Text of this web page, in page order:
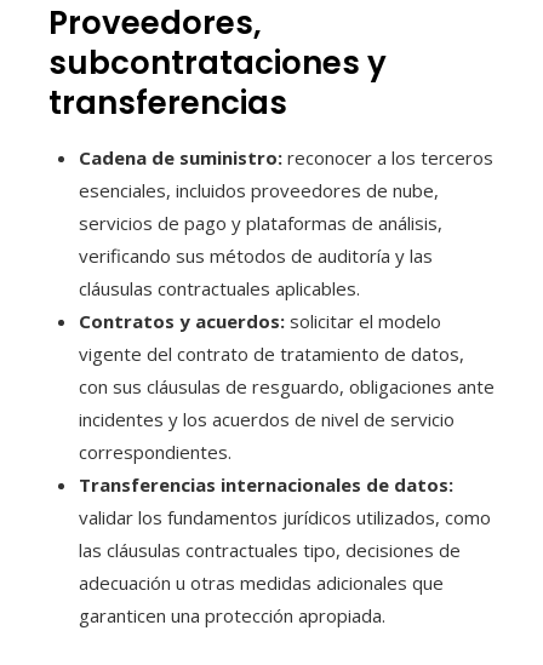
Proveedores,
subcontrataciones y
transferencias
Cadena de suministro: reconocer a los terceros
esenciales, incluidos proveedores de nube,
servicios de pago y plataformas de análisis,
verificando sus métodos de auditoría y las
cláusulas contractuales aplicables.
Contratos y acuerdos: solicitar el modelo
vigente del contrato de tratamiento de datos,
con sus cláusulas de resguardo, obligaciones ante
incidentes y los acuerdos de nivel de servicio
correspondientes.
Transferencias internacionales de datos:
validar los fundamentos jurídicos utilizados, como
las cláusulas contractuales tipo, decisiones de
adecuación u otras medidas adicionales que
garanticen una protección apropiada.